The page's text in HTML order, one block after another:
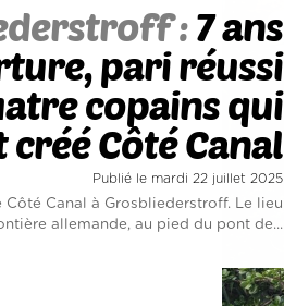
:7 ans
pari réussi
copains qui
créé Côté Canal
Publié le mardi 22 juillet 2025
Canal à Grosbliederstroff. Le lieu
allemande, au pied du pont de...